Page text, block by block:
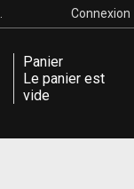
Connexion
Panier
Le panier est
vide